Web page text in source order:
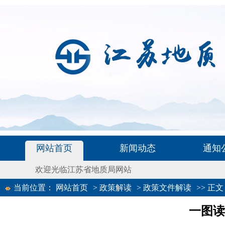
网站首页 新闻动态 通知
欢迎光临江苏省地质局网站
当前位置： 网站首页 > 政策解读 > 政策文件解读 >> 正文
一图